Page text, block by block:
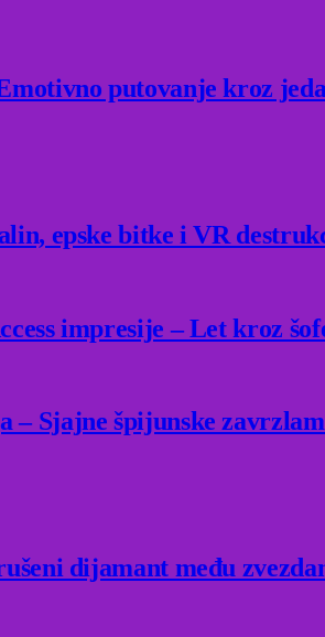
putovanje kroz
epske bitke i VR
impresije – Let kroz
– Sjajne špijunske
dijamant među